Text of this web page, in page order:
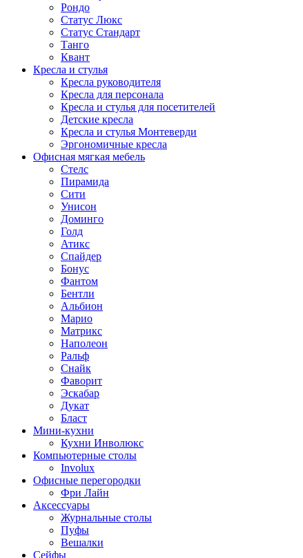
Рондо
Статус Люкс
Статус Стандарт
Танго
Квант
Кресла и стулья
Кресла руководителя
Кресла для персонала
Кресла и стулья для посетителей
Детские кресла
Кресла и стулья Монтеверди
Эргономичные кресла
Офисная мягкая мебель
Стелс
Пирамида
Сити
Унисон
Доминго
Голд
Атикс
Спайдер
Бонус
Фантом
Бентли
Альбион
Марио
Матрикс
Наполеон
Ральф
Снайк
Фаворит
Эскабар
Дукат
Бласт
Мини-кухни
Кухни Инволюкс
Компьютерные столы
Involux
Офисные перегородки
Фри Лайн
Аксессуары
Журнальные столы
Пуфы
Bешалки
Сейфы